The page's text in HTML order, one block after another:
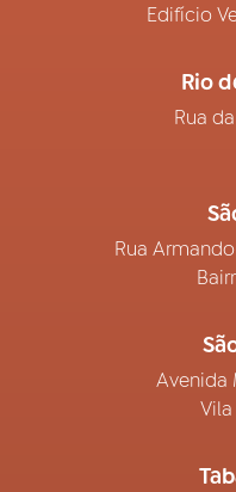
Edifício
Rio
Rua
Rua
Avenida